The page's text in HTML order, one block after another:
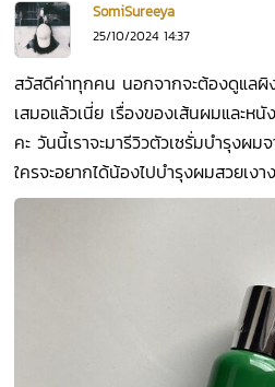
SomiSureeya
25/10/2024 14:37
สวัสดีค่าทุกคน นอกจากจะต้องดูแลผิ
เสมอแล้วเนี่ย เรื่องของเส้นผมและห
คะ วันนี้เราจะมารีวิวตัวเซรั่มบำรุงผ
ใครจะอยากได้น้องไปบำรุงผมสวยเงา